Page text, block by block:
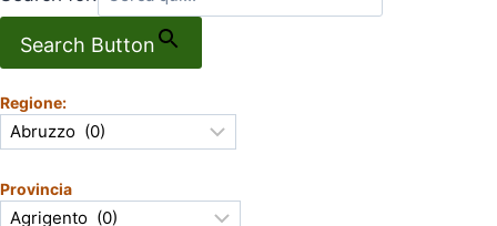
Search Button
Regione:
Provincia